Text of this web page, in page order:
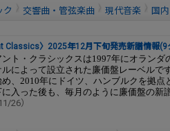
ク
交響曲・管弦楽曲 現代音楽 国
Classics〉2025年12月下旬発売新譜情報(9
ト・クラシックスは1997年にオランダ
ルによって設立された廉価盤レーベルで
め、2010年にドイツ、ハンブルクを拠
に入った後も、毎月のように廉価盤の新
26）